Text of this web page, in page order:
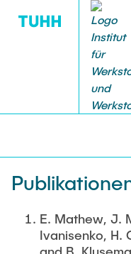
STARTSEITE
Projekte aktuell
LEHRE
Lehre aktuell
Leitung
Shan Shi
Professor/innen
Weissmüller, Jörg
Zeitschriftenartikel
WP >
E. Mathew, J.
Ivanisenko, H.